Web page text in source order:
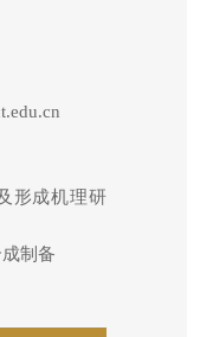
形成机理研
制备